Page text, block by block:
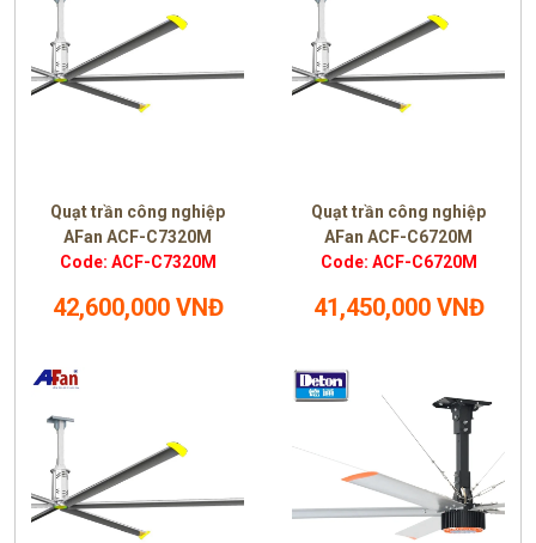
Quạt trần công nghiệp
AFan ACF-C7320M
Code: ACF-C7320M
42,600,000 VNĐ
Quạt trần công nghiệp
AFan ACF-C6720M
Code: ACF-C6720M
41,450,000 VNĐ